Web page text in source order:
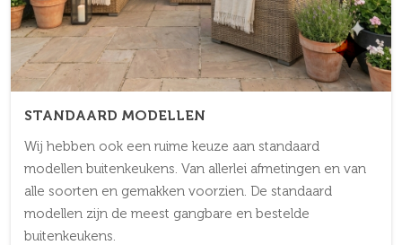
STANDAARD MODELLEN
Wij hebben ook een ruime keuze aan standaard
modellen buitenkeukens. Van allerlei afmetingen en van
alle soorten en gemakken voorzien. De standaard
modellen zijn de meest gangbare en bestelde
buitenkeukens.